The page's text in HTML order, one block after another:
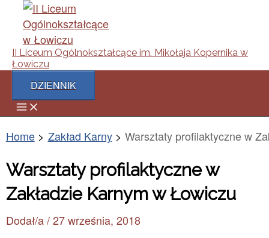
content
II Liceum Ogólnokształcące im. Mikołaja Kopernika w
Łowiczu
DZIENNIK
Main
Menu
Home Zakład Karny Warsztaty profilaktyczne w
Warsztaty profilaktyczne w
Zakładzie Karnym w Łowiczu
Dodał/a /27 września, 2018
Post
navigation